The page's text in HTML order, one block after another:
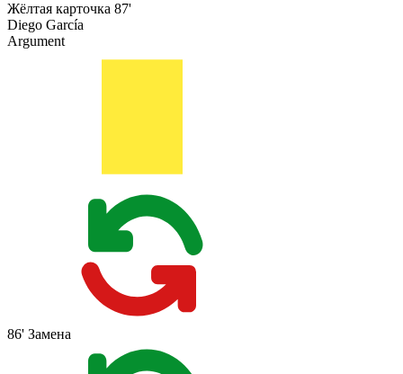
Жёлтая карточка 87'
Diego García
Argument
86' Замена